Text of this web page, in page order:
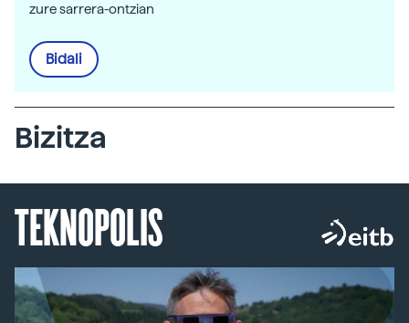
zure sarrera-ontzian
Bidali
Bizitza
TEKNOPOLIS